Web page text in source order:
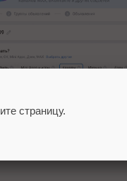
страницу.